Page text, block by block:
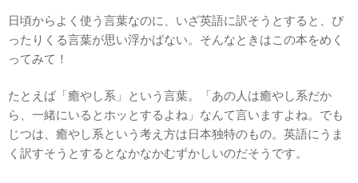
日頃からよく使う言葉なのに、いざ英語に訳そうとすると、ぴ
ったりくる言葉が思い浮かばない。そんなときはこの本をめく
ってみて！
たとえば「癒やし系」という言葉。「あの人は癒やし系だか
ら、一緒にいるとホッとするよね」なんて言いますよね。でも
じつは、癒やし系という考え方は日本独特のもの。英語にうま
く訳すそうとするとなかなかむずかしいのだそうです。